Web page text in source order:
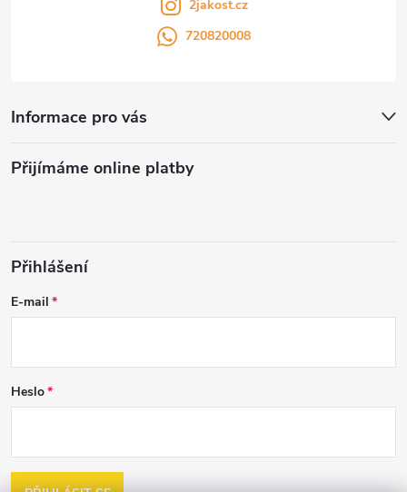
2jakost.cz
720820008
Informace pro vás
Přijímáme online platby
Přihlášení
E-mail
Heslo